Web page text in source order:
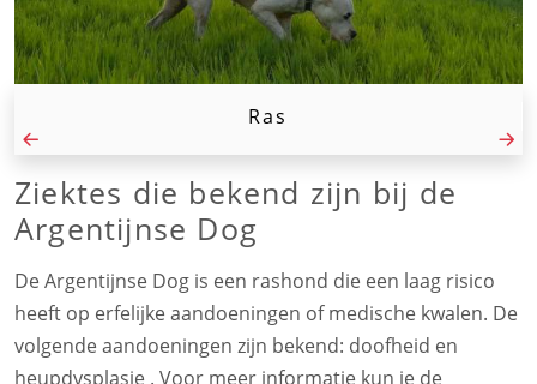
Ras
Ziektes die bekend zijn bij de
Argentijnse Dog
De Argentijnse Dog is een rashond die een laag risico
heeft op erfelijke aandoeningen of medische kwalen. De
volgende aandoeningen zijn bekend: doofheid en
heupdysplasie . Voor meer informatie kun je de